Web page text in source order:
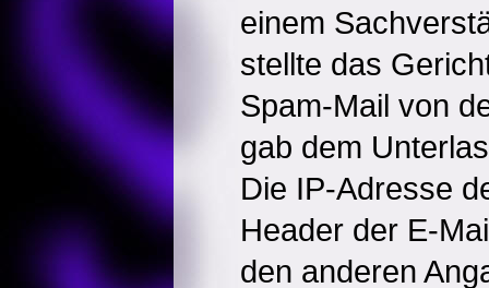
einem
stellte das
Spam-Mail von
gab dem
Die IP-Adresse
Header der E-
den anderen